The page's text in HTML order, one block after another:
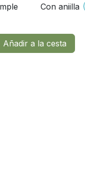
Con aniilla
Añadir a la cesta